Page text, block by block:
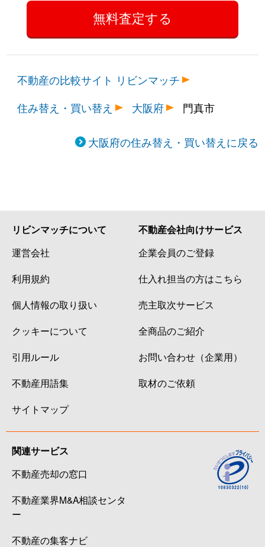
不動産の比較サイト リビンマッチ
住み替え・買い替え
大阪府 門真市
大阪府の住み替え・買い替えに戻る
リビンマッチについて
運営会社
利用規約
個人情報の取り扱い
クッキーについて
引用ルール
不動産用語集
サイトマップ
不動産会社向けサービス
企業会員のご登録
仕入れ担当の方はこちら
売主取次サービス
全商品のご紹介
お問い合わせ（企業用）
取材のご依頼
関連サービス
不動産売却の窓口
不動産業界M&A相談センタ
ー
不動産の集客ナビ